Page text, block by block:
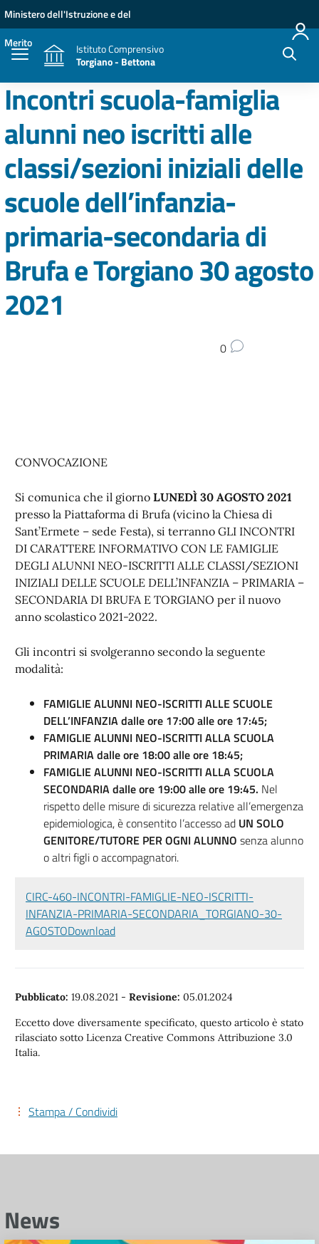
Vai ai contenuti
Vai al menu di navigazione
Vai al footer
Ministero dell'Istruzione e del
Merito
Istituto Comprensivo
Torgiano - Bettona
Incontri scuola-famiglia
alunni neo iscritti alle
classi/sezioni iniziali delle
scuole dell’infanzia-
primaria-secondaria di
Brufa e Torgiano 30 agosto
2021
0
CONVOCAZIONE
Si comunica che il giorno LUNEDÌ 30 AGOSTO 2021
presso la Piattaforma di Brufa (vicino la Chiesa di
Sant’Ermete – sede Festa), si terranno GLI INCONTRI
DI CARATTERE INFORMATIVO CON LE FAMIGLIE
DEGLI ALUNNI NEO-ISCRITTI ALLE CLASSI/SEZIONI
INIZIALI DELLE SCUOLE DELL’INFANZIA – PRIMARIA –
SECONDARIA DI BRUFA E TORGIANO per il nuovo
anno scolastico 2021-2022.
Gli incontri si svolgeranno secondo la seguente
modalità:
FAMIGLIE ALUNNI NEO-ISCRITTI ALLE SCUOLE
DELL’INFANZIAdalle ore 17:00 alle ore 17:45;
FAMIGLIE ALUNNI NEO-ISCRITTI ALLA SCUOLA
PRIMARIA dalle ore 18:00 alle ore 18:45;
FAMIGLIE ALUNNI NEO-ISCRITTI ALLA SCUOLA
SECONDARIA dalle ore 19:00 alle ore 19:45. Nel
rispetto delle misure di sicurezza relative all’emergenza
epidemiologica, è consentito l’accesso ad UN SOLO
GENITORE/TUTORE PER OGNI ALUNNO senza alunno
o altri figli o accompagnatori.
CIRC-460-INCONTRI-FAMIGLIE-NEO-ISCRITTI-
INFANZIA-PRIMARIA-SECONDARIA_TORGIANO-30-
AGOSTODownload
Pubblicato: 19.08.2021 - Revisione: 05.01.2024
Eccetto dove diversamente specificato, questo articolo è stato
rilasciato sotto Licenza Creative Commons Attribuzione 3.0
Italia.
Stampa / Condividi
News